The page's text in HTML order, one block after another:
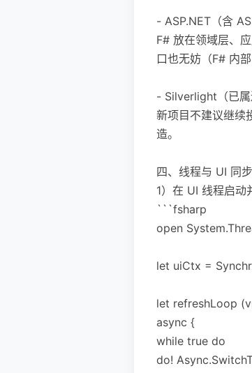
- ASP.NET（含
F# 放在领域层、
口也无妨（F# 内
- Silverlight（已属
新项目不建议继续
造。
四、线程与 UI 同
1）在 UI 线程启动
```fsharp
open
let uiCtx =
let refreshLoop
async {
while true do
do!